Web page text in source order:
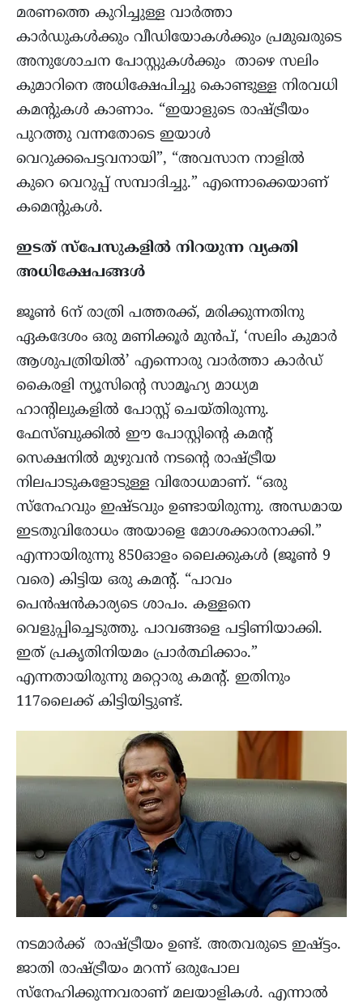
മരണത്തെ കുറിച്ചുള്ള വാര്‍ത്താ
കാര്‍ഡുകള്‍ക്കും വീഡിയോകള്‍ക്കും പ്രമുഖരുടെ
അനുശോചന പോസ്റ്റുകള്‍ക്കും താഴെ സലിം
കുമാറിനെ അധിക്ഷേപിച്ചു കൊണ്ടുള്ള നിരവധി
കമന്റുകള്‍ കാണാം. “ഇയാളുടെ രാഷ്ട്രീയം
പുറത്തു വന്നതോടെ ഇയാൾ
വെറുക്കപെട്ടവനായി”, “അവസാന നാളിൽ
കുറെ വെറുപ്പ് സമ്പാദിച്ചു.” എന്നൊക്കെയാണ്
കമെന്റുകള്‍.
ഇടത് സ്പേസുകളില്‍ നിറയുന്ന വ്യക്തി
അധിക്ഷേപങ്ങള്‍
ജൂണ്‍ 6ന് രാത്രി പത്തരക്ക്, മരിക്കുന്നതിനു
ഏകദേശം ഒരു മണിക്കൂര്‍ മുന്‍പ്, ‘സലിം കുമാര്‍
ആശുപത്രിയില്‍’ എന്നൊരു വാര്‍ത്താ കാര്‍ഡ്‌
കൈരളി ന്യൂസിന്റെ സാമൂഹ്യ മാധ്യമ
ഹാന്റിലുകളില്‍ പോസ്റ്റ്‌ ചെയ്തിരുന്നു.
ഫേസ്ബുക്കില്‍ ഈ പോസ്റ്റിന്റെ കമന്റ്‌
സെക്ഷനില്‍ മുഴുവന്‍ നടന്റെ രാഷ്ട്രീയ
നിലപാടുകളോടുള്ള വിരോധമാണ്. “ഒരു
സ്നേഹവും ഇഷ്ടവും ഉണ്ടായിരുന്നു. അന്ധമായ
ഇടതുവിരോധം അയാളെ മോശക്കാരനാക്കി.”
എന്നായിരുന്നു 850ഓളം ലൈക്കുകള്‍ (ജൂണ്‍ 9
വരെ) കിട്ടിയ ഒരു കമന്‍റ്. “പാവം
പെൻഷൻകാര്യടെ ശാപം. കള്ളനെ
വെളുപ്പിച്ചെടുത്തു. പാവങ്ങളെ പട്ടിണിയാക്കി.
ഇത് പ്രകൃതിനിയമം പ്രാർത്ഥിക്കാം.”
എന്നതായിരുന്നു മറ്റൊരു കമന്റ്‌. ഇതിനും
117ലൈക്ക് കിട്ടിയിട്ടുണ്ട്.
നടമാർക്ക് രാഷ്ട്രീയം ഉണ്ട്. അതവരുടെ ഇഷ്ട്ടം.
ജാതി രാഷ്ട്രീയം മറന്ന് ഒരുപോല
സ്നേഹിക്കുന്നവരാണ് മലയാളികൾ. എന്നാൽ